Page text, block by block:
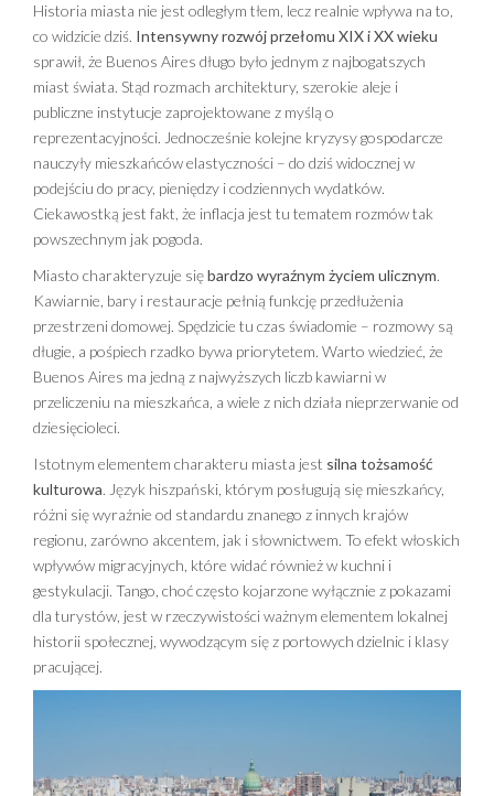
Historia miasta nie jest odległym tłem, lecz realnie wpływa na to,
co widzicie dziś. Intensywny rozwój przełomu XIX i XX wieku
sprawił, że Buenos Aires długo było jednym z najbogatszych
miast świata. Stąd rozmach architektury, szerokie aleje i
publiczne instytucje zaprojektowane z myślą o
reprezentacyjności. Jednocześnie kolejne kryzysy gospodarcze
nauczyły mieszkańców elastyczności – do dziś widocznej w
podejściu do pracy, pieniędzy i codziennych wydatków.
Ciekawostką jest fakt, że inflacja jest tu tematem rozmów tak
powszechnym jak pogoda.
Miasto charakteryzuje siębardzo wyraźnym życiem ulicznym.
Kawiarnie, bary i restauracje pełnią funkcję przedłużenia
przestrzeni domowej. Spędzicie tu czas świadomie – rozmowy są
długie, a pośpiech rzadko bywa priorytetem. Warto wiedzieć, że
Buenos Aires ma jedną z najwyższych liczb kawiarni w
przeliczeniu na mieszkańca, a wiele z nich działa nieprzerwanie od
dziesięcioleci.
Istotnym elementem charakteru miasta jest silna tożsamość
kulturowa. Język hiszpański, którym posługują się mieszkańcy,
różni się wyraźnie od standardu znanego z innych krajów
regionu, zarówno akcentem, jak i słownictwem. To efekt włoskich
wpływów migracyjnych, które widać również w kuchni i
gestykulacji. Tango, choć często kojarzone wyłącznie z pokazami
dla turystów, jest w rzeczywistości ważnym elementem lokalnej
historii społecznej, wywodzącym się z portowych dzielnic i klasy
pracującej.